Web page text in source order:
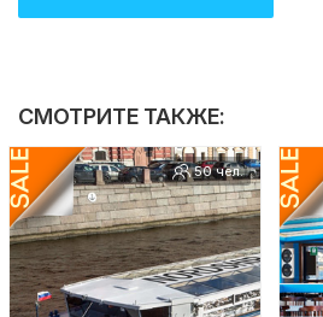
СМОТРИТЕ ТАКЖЕ:
50 чел.